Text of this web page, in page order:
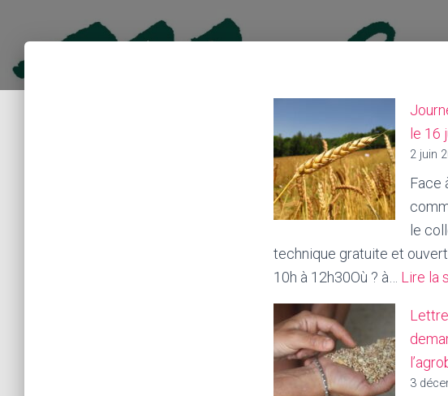
le 16
2 juin
Face
le
technique gratuite et
10h à 12h30Où ? à… Lire la
3